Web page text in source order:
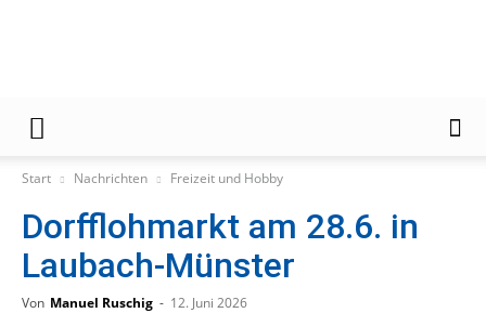
Zeitung
Start Nachrichten Freizeit und Hobby
Dorfflohmarkt am 28.6. in
Laubach-Münster
Von Manuel Ruschig - 12. Juni 2026